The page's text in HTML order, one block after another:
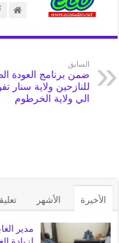
السابق
ضمن برنامج العودة
الي ولاية الخرطوم
الأخيرة الأشهر
مدير